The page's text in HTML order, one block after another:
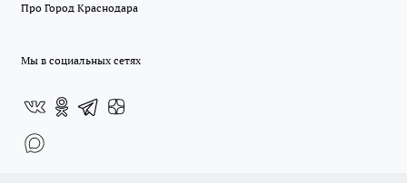
Про Город Краснодара
Мы в социальных сетях